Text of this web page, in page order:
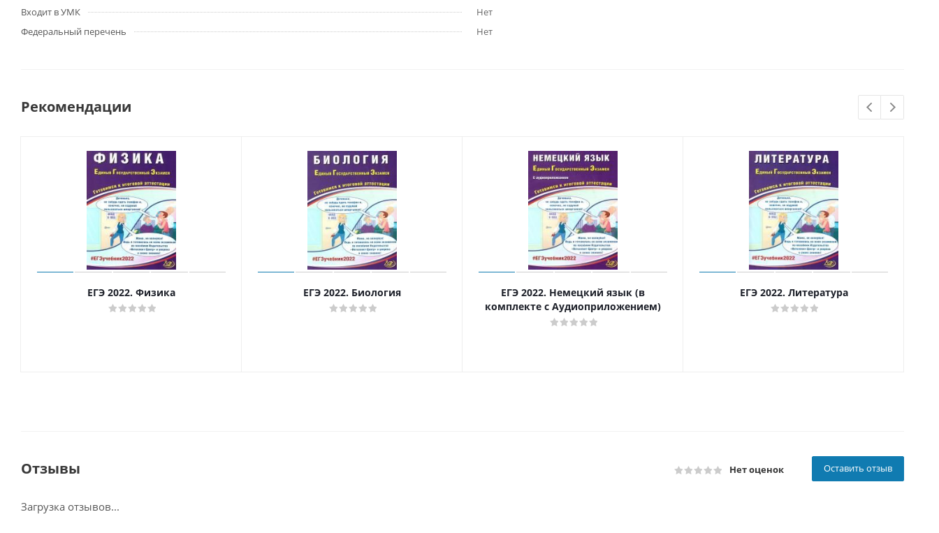
Входит в УМК
Нет
Федеральный перечень
Нет
Рекомендации
ЕГЭ 2022. Физика ЕГЭ 2022. Биология
ЕГЭ 2022. Немецкий язык (в
комплекте с Аудиоприложением)
ЕГЭ 2022. Литература
Отзывы Нет оценок Оставить отзыв
Загрузка отзывов...